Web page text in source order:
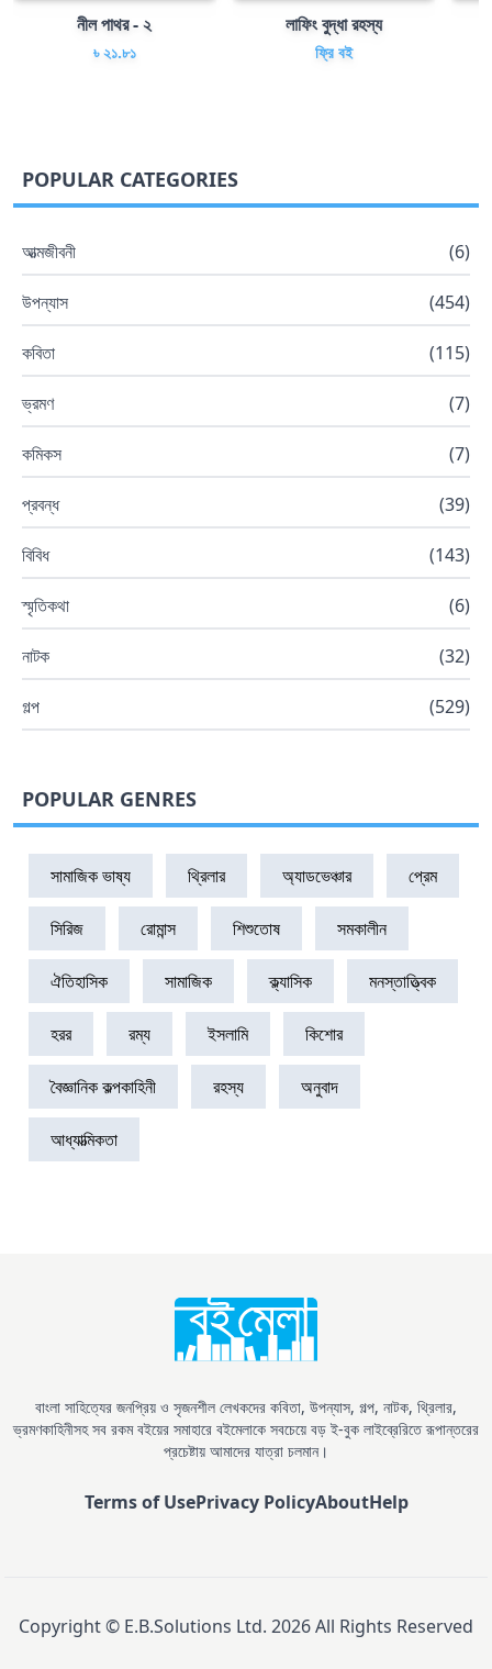
নীল পাথর - ২
৳ ২১.৮১
লাফিং বুদ্ধা রহস্য
ফ্রি বই
POPULAR CATEGORIES
আত্মজীবনী (6)
উপন্যাস (454)
কবিতা (115)
ভ্রমণ (7)
কমিকস (7)
প্রবন্ধ (39)
বিবিধ (143)
স্মৃতিকথা (6)
নাটক (32)
গল্প (529)
POPULAR GENRES
সামাজিক ভাষ্য থ্রিলার অ্যাডভেঞ্চার প্রেম
সিরিজ রোমান্স শিশুতোষ সমকালীন
ঐতিহাসিক সামাজিক ক্ল্যাসিক মনস্তাত্ত্বিক
হরর রম্য ইসলামি কিশোর
বৈজ্ঞানিক কল্পকাহিনী রহস্য অনুবাদ
আধ্যাত্মিকতা
বাংলা সাহিত্যের জনপ্রিয় ও সৃজনশীল লেখকদের কবিতা, উপন্যাস, গল্প, নাটক, থ্রিলার,
ভ্রমণকাহিনীসহ সব রকম বইয়ের সমাহারে বইমেলাকে সবচেয়ে বড় ই-বুক লাইব্রেরিতে রূপান্তরের
প্রচেষ্টায় আমাদের যাত্রা চলমান।
Terms of UsePrivacy PolicyAboutHelp
Copyright © E.B.Solutions Ltd. 2026All Rights Reserved